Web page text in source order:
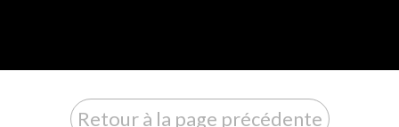
Retour à la page précédente